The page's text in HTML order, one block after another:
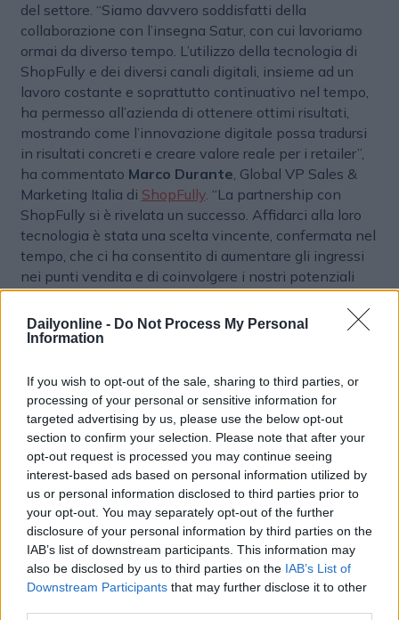
Dailyonline - Do Not Process My Personal
Information
If you wish to opt-out of the sale, sharing to third parties, or
processing of your personal or sensitive information for
targeted advertising by us, please use the below opt-out
section to confirm your selection. Please note that after your
opt-out request is processed you may continue seeing
interest-based ads based on personal information utilized by
us or personal information disclosed to third parties prior to
your opt-out. You may separately opt-out of the further
disclosure of your personal information by third parties on the
IAB’s list of downstream participants. This information may
also be disclosed by us to third parties on the IAB’s List of
Downstream Participants that may further disclose it to other
del settore. “Siamo davvero soddisfatti della
collaborazione con l’insegna Satur, con cui lavoriamo
ormai da diverso tempo. L’utilizzo della tecnologia di
ShopFully e dei diversi canali digitali, insieme ad un
lavoro costante e soprattutto continuativo nel tempo,
ha permesso all’azienda di ottenere ottimi risultati,
mostrando come l’innovazione digitale possa tradursi
in risultati concreti e creare valore reale per i retailer”,
ha commentato Marco Durante, Global VP Sales &
Marketing Italia di ShopFully. “La partnership con
ShopFully si è rivelata un successo. Affidarci alla loro
tecnologia è stata una scelta vincente, confermata nel
tempo, che ci ha consentito di aumentare gli ingressi
nei punti vendita e di coinvolgere i nostri potenziali
consumatori in modo sempre più efficace e
personalizzato. Siamo certi che questa sia la strategia
giusta, che continueremo a mettere in campo con
previste per il 2025”, ha commentatoMassimiliano
Porretta, Responsabile Marketing di Galileo Spa.
PROXIMITY MARKETING ECOMMERCE